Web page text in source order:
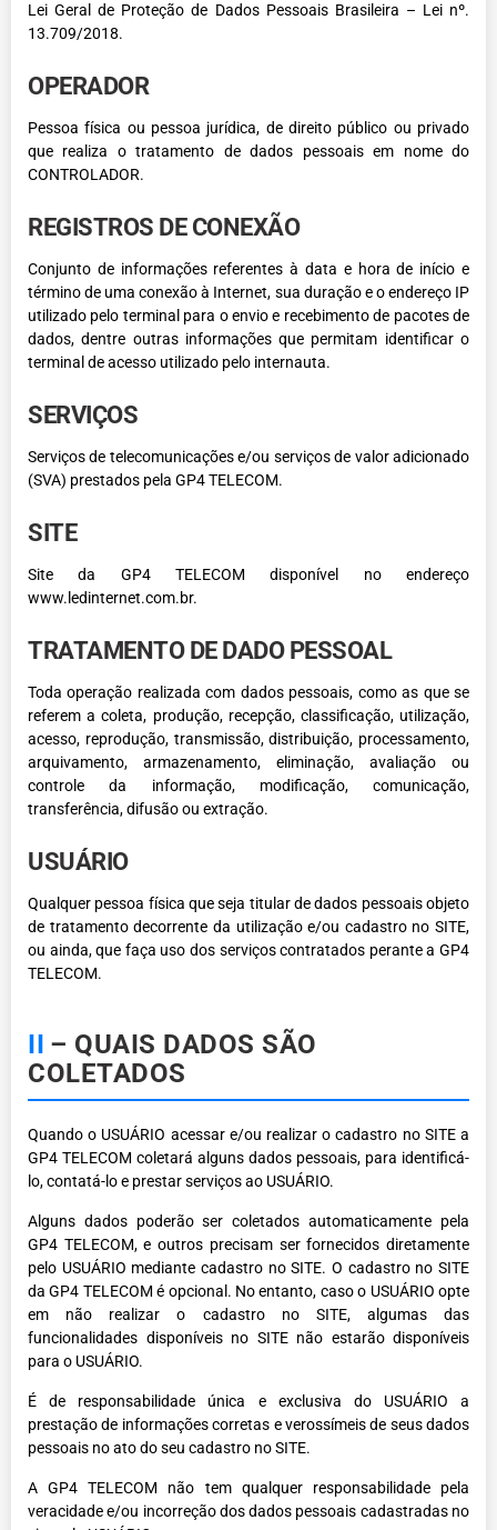
Lei Geral de Proteção de Dados Pessoais Brasileira – Lei nº.
13.709/2018.
OPERADOR
Pessoa física ou pessoa jurídica, de direito público ou privado
que realiza o tratamento de dados pessoais em nome do
CONTROLADOR.
REGISTROS DE CONEXÃO
Conjunto de informações referentes à data e hora de início e
término de uma conexão à Internet, sua duração e o endereço IP
utilizado pelo terminal para o envio e recebimento de pacotes de
dados, dentre outras informações que permitam identificar o
terminal de acesso utilizado pelo internauta.
SERVIÇOS
Serviços de telecomunicações e/ou serviços de valor adicionado
(SVA) prestados pela GP4 TELECOM.
SITE
Site da GP4 TELECOM disponível no endereço
www.ledinternet.com.br.
TRATAMENTO DE DADO PESSOAL
Toda operação realizada com dados pessoais, como as que se
referem a coleta, produção, recepção, classificação, utilização,
acesso, reprodução, transmissão, distribuição, processamento,
arquivamento, armazenamento, eliminação, avaliação ou
controle da informação, modificação, comunicação,
transferência, difusão ou extração.
USUÁRIO
Qualquer pessoa física que seja titular de dados pessoais objeto
de tratamento decorrente da utilização e/ou cadastro no SITE,
ou ainda, que faça uso dos serviços contratados perante a GP4
TELECOM.
II – QUAIS DADOS SÃO
COLETADOS
Quando o USUÁRIO acessar e/ou realizar o cadastro no SITE a
GP4 TELECOM coletará alguns dados pessoais, para identificá-
lo, contatá-lo e prestar serviços ao USUÁRIO.
Alguns dados poderão ser coletados automaticamente pela
GP4 TELECOM, e outros precisam ser fornecidos diretamente
pelo USUÁRIO mediante cadastro no SITE. O cadastro no SITE
da GP4 TELECOM é opcional. No entanto, caso o USUÁRIO opte
em não realizar o cadastro no SITE, algumas das
funcionalidades disponíveis no SITE não estarão disponíveis
para o USUÁRIO.
É de responsabilidade única e exclusiva do USUÁRIO a
prestação de informações corretas e verossímeis de seus dados
pessoais no ato do seu cadastro no SITE.
A GP4 TELECOM não tem qualquer responsabilidade pela
veracidade e/ou incorreção dos dados pessoais cadastradas no